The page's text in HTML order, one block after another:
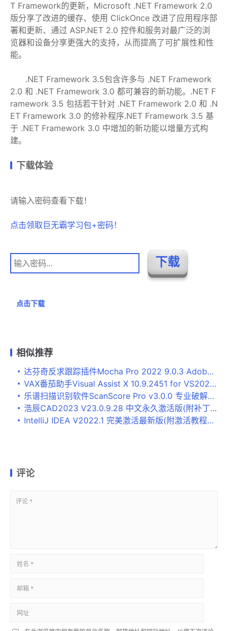
T Framework的更新，Microsoft .NET Framework 2.0
版分享了改进的缓存、使用 ClickOnce 改进了应用程序部
署和更新、通过 ASP.NET 2.0 控件和服务对最广泛的浏
览器和设备分享更强大的支持，从而提高了可扩展性和性
能。
.NET Framework 3.5包含许多与 .NET Framework
2.0 和 .NET Framework 3.0 都可兼容的新功能。.NET F
ramework 3.5 包括若干针对 .NET Framework 2.0 和 .N
ET Framework 3.0 的修补程序.NET Framework 3.5 基
于 .NET Framework 3.0 中增加的新功能以增量方式构
建。
下载体验
请输入密码查看下载！
点击领取巨无霸学习包+密码！
点击下载
相似推荐
达芬奇反求跟踪插件Mocha Pro 2022 9.0.3 Adobe插件版
VAX番茄助手Visual Assist X 10.9.2451 for VS2022 免费破解版(附key+方法) 64位
乐谱扫描识别软件ScanScore Pro v3.0.0 专业破解版 附激活教程
浩辰CAD2023 V23.0.9.28 中文永久激活版(附补丁+教程)
IntelliJ IDEA V2022.1 完美激活最新版(附激活教程+激活码)
评论